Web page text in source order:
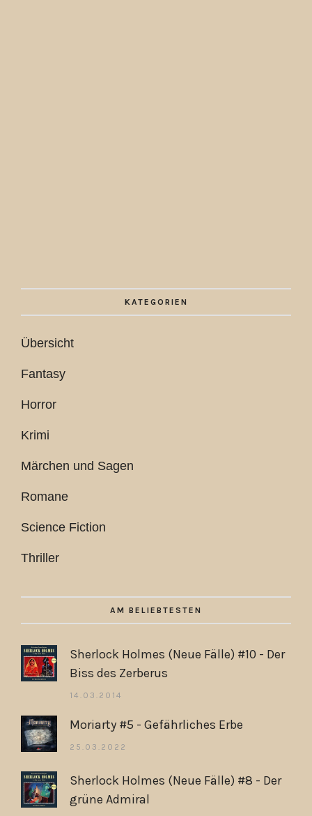
KATEGORIEN
Übersicht
Fantasy
Horror
Krimi
Märchen und Sagen
Romane
Science Fiction
Thriller
AM BELIEBTESTEN
Sherlock Holmes (Neue Fälle) #10 - Der
Biss des Zerberus
14.03.2014
Moriarty #5 - Gefährliches Erbe
25.03.2022
Sherlock Holmes (Neue Fälle) #8 - Der
grüne Admiral